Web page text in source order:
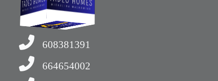
608381391
664654002